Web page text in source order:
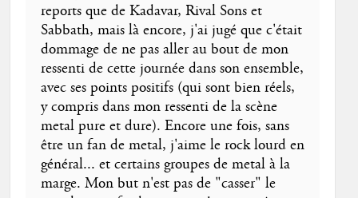
reports que de Kadavar, Rival Sons et
Sabbath, mais là encore, j'ai jugé que c'était
dommage de ne pas aller au bout de mon
ressenti de cette journée dans son ensemble,
avec ses points positifs (qui sont bien réels,
y compris dans mon ressenti de la scène
metal pure et dure). Encore une fois, sans
être un fan de metal, j'aime le rock lourd en
général... et certains groupes de metal à la
marge. Mon but n'est pas de "casser" le